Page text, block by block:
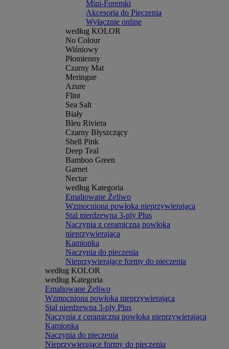
Mini-Foremki
Akcesoria do Pieczenia
Wyłącznie online
według KOLOR
No Colour
Wiśniowy
Płomienny
Czarny Mat
Meringue
Azure
Flint
Sea Salt
Biały
Bleu Riviera
Czarny Błyszczący
Shell Pink
Deep Teal
Bamboo Green
Garnet
Nectar
według Kategoria
Emaliowane Żeliwo
Wzmocniona powłoka nieprzywierająca
Stal nierdzewna 3-ply Plus
Naczynia z ceramiczną powłoką
nieprzywierająca
Kamionka
Naczynia do pieczenia
Nieprzywierające formy do pieczenia
według KOLOR
według Kategoria
Emaliowane Żeliwo
Wzmocniona powłoka nieprzywierająca
Stal nierdzewna 3-ply Plus
Naczynia z ceramiczną powłoką nieprzywierająca
Kamionka
Naczynia do pieczenia
Nieprzywierające formy do pieczenia